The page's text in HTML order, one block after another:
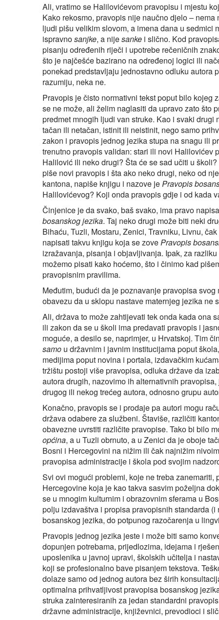
Ali, vratimo se Halilovićevom pravopisu i mjestu
Kako rekosmo, pravopis nije naučno djelo –
ljudi pišu velikim slovom, a imena dana u sedmici
ispravnosanjke, a nijesanke i slično. Kod
pisanju određenih riječi i upotrebe rečeničnih
što je najčešće bazirano na određenoj logici ili
ponekad predstavljaju jednostavno odluku autora
razumiju, neka ne.
Pravopis je čisto normativni tekst poput bilo kojeg
se ne može, ali želim naglasiti da upravo zato što
predmet mnogih ljudi van struke. Kao i svaki
tačan ili netačan, istinit ili neistinit, nego samo
zakon i pravopis jednog jezika stupa na snagu ili
trenutno pravopis validan: stari ili novi Halilovićev
Halilović ili neko drugi? Šta će se sad učiti u
piše novi pravopis i šta ako neko drugi, neko od
kantona, napiše knjigu i nazove jePravopis
Halilovićevog? Koji onda pravopis gdje i od kada
Činjenice je da svako, baš svako, ima pravo
bosanskog jezika. Taj neko drugi može biti neki
Bihaću, Tuzli, Mostaru, Zenici, Travniku, Livnu,
napisati takvu knjigu koja se zovePravopis
izražavanja, pisanja i objavljivanja. Ipak, za
možemo pisati kako hoćemo, što i činimo kad
pravopisnim pravilima.
Međutim, budući da je poznavanje pravopisa
obavezu da u sklopu nastave maternjeg jezika
Ali, država to može zahtijevati tek onda kada ona
ili zakon da se u školi ima predavati pravopis i
moguće, a desilo se, naprimjer, u Hrvatskoj. Tim
samo u državnim i javnim institucijama poput
medijima poput novina i portala, izdavačkim
tržištu postoji više pravopisa, odluka države da
autora drugih, nazovimo ih alternativnih
drugog ili nekog trećeg autora, odnosno grupu
Konačno, pravopis se i prodaje pa autori mogu
država odabere za službeni. Štaviše, različiti
obavezne uvrstiti različite pravopise. Tako bi bilo
općina, a u Tuzli obrnuto, a u Zenici da je oboje
Bosni i Hercegovini na nižim ili čak najnižim
pravopisa administracije i škola pod svojim
Svi ovi mogući problemi, koje ne treba
Hercegovine koja je kao takva sasvim poželjna
se u mnogim kulturnim i obrazovnim sferama u
polju izdavaštva i propisa pravopisnih standarda
bosanskog jezika, do potpunog razočarenja u
Pravopis jednog jezika jeste i može biti samo
dopunjen potrebama, prijedlozima, idejama i
uposlenika u javnoj upravi, školskih učitelja i
koji se profesionalno bave pisanjem tekstova.
dolaze samo od jednog autora bez širih
optimalna prihvatljivost pravopisa bosanskog
struka zainteresiranih za jedan standardni
državne administracije, književnici, prevodioci i